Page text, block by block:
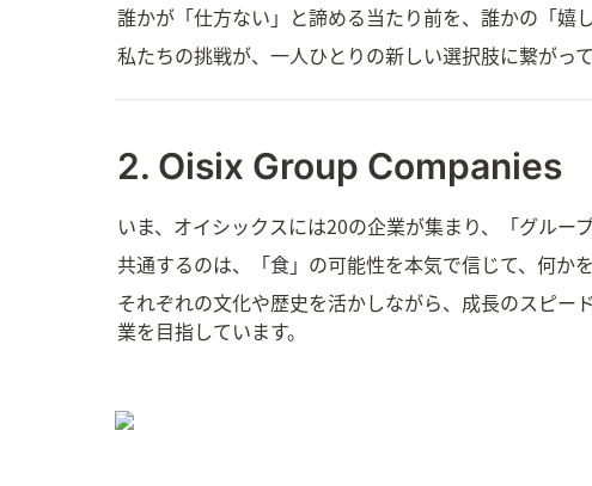
誰かが「仕方ない」と諦める当たり前を、誰かの「嬉
私たちの挑戦が、一人ひとりの新しい選択肢に繋がって
2. Oisix Group Companies
いま、オイシックスには20の企業が集まり、「グルー
共通するのは、「食」の可能性を本気で信じて、何か
それぞれの文化や歴史を活かしながら、成長のスピー
業を目指しています。